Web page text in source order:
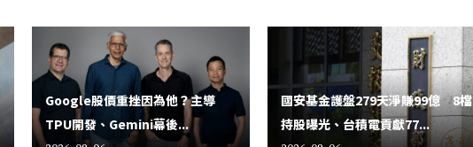
Google股價重挫因為他？主導
TPU開發、Gemini幕後...
國安基金護盤279天淨賺99億 8檔
持股曝光、台積電貢獻77...